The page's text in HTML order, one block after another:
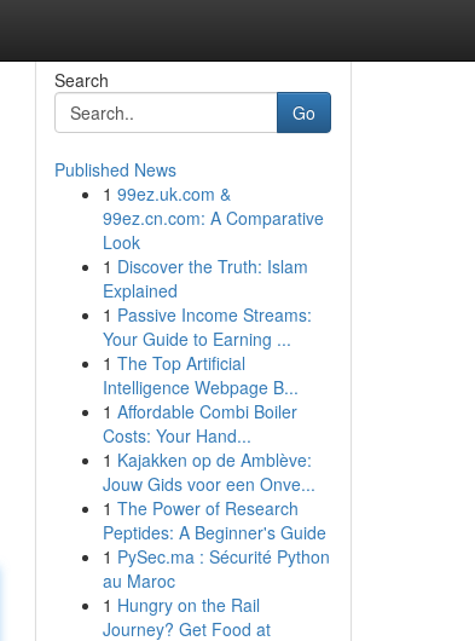
Search
Go
Published News
1 99ez.uk.com &
99ez.cn.com: A Comparative
Look
1 Discover the Truth: Islam
Explained
1 Passive Income Streams:
Your Guide to Earning ...
1 The Top Artificial
Intelligence Webpage B...
1 Affordable Combi Boiler
Costs: Your Hand...
1 Kajakken op de Amblève:
Jouw Gids voor een Onve...
1 The Power of Research
Peptides: A Beginner's Guide
1 PySec.ma : Sécurité Python
au Maroc
1 Hungry on the Rail
Journey? Get Food at